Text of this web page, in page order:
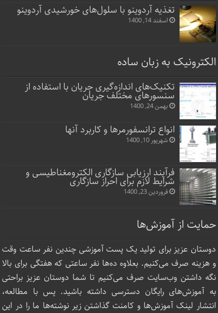
تغذیه آردوینو با سلول‌های خورشیدی آردوینو
اسفند 14, 1400
الکترونیک به زبان ساده
تکنیک‌های اندازه‌گیری جریان با استفاده از
سنسورهای مختلف جریان
بهمن 24, 1400
انواع ترانسفورمرها و کاربرد آنها
شهریور 10, 1400
فرآیند ارزیابی سازگاری الکترومغناطیسی و
شرایط لازم برای احراز سازگاری
فروردین 23, 1400
حمایت از آموزش‌ها
دوستان عزیز برای تولید یک پست آموزشی چندین نفر ساعت‌ وقت
و هزینه صرف می‌کنیم. بعلاوه ده‌ها نفر ساعتی که هفتگی برای بالا
نگه داشتن وب‌سایت صرف ‌می‌کنیم تا شما دوستان عزیز براحتی
به آموزش‌های رایگان دسترسی داشته باشید. پس با مطالعه،
انتشار لینک‌ آموزش‌ها و کامنت گذاشتن زیر نوشته‌‌ها ما را در این